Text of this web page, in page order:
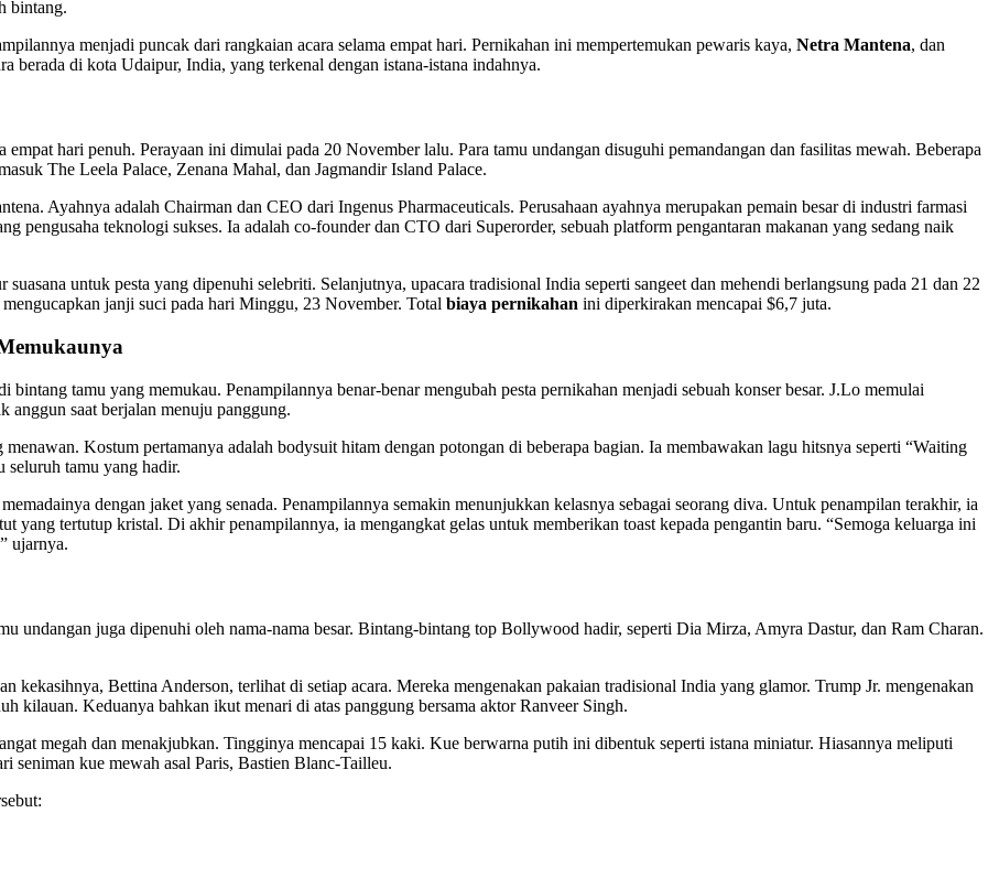
bintang.
menjadi puncak dari rangkaian acara selama empat hari. Pernikahan ini mempertemukan pewaris kaya, Netra Mantena, dan
berada di kota Udaipur, India, yang terkenal dengan istana-istana indahnya.
empat hari penuh. Perayaan ini dimulai pada 20 November lalu. Para tamu undangan disuguhi pemandangan dan fasilitas mewah. Beberapa
The Leela Palace, Zenana Mahal, dan Jagmandir Island Palace.
Ayahnya adalah Chairman dan CEO dari Ingenus Pharmaceuticals. Perusahaan ayahnya merupakan pemain besar di industri farmasi
pengusaha teknologi sukses. Ia adalah co-founder dan CTO dari Superorder, sebuah platform pengantaran makanan yang sedang naik
suasana untuk pesta yang dipenuhi selebriti. Selanjutnya, upacara tradisional India seperti sangeet dan mehendi berlangsung pada 21 dan 22
janji suci pada hari Minggu, 23 November. Total biaya pernikahan ini diperkirakan mencapai $6,7 juta.
tamu yang memukau. Penampilannya benar-benar mengubah pesta pernikahan menjadi sebuah konser besar. J.Lo memulai
anggun saat berjalan menuju panggung.
Kostum pertamanya adalah bodysuit hitam dengan potongan di beberapa bagian. Ia membawakan lagu hitsnya seperti “Waiting
seluruh tamu yang hadir.
dengan jaket yang senada. Penampilannya semakin menunjukkan kelasnya sebagai seorang diva. Untuk penampilan terakhir, ia
yang tertutup kristal. Di akhir penampilannya, ia mengangkat gelas untuk memberikan toast kepada pengantin baru. “Semoga keluarga ini
ujarnya.
undangan juga dipenuhi oleh nama-nama besar. Bintang-bintang top Bollywood hadir, seperti Dia Mirza, Amyra Dastur, dan Ram Charan.
kekasihnya, Bettina Anderson, terlihat di setiap acara. Mereka mengenakan pakaian tradisional India yang glamor. Trump Jr. mengenakan
kilauan. Keduanya bahkan ikut menari di atas panggung bersama aktor Ranveer Singh.
megah dan menakjubkan. Tingginya mencapai 15 kaki. Kue berwarna putih ini dibentuk seperti istana miniatur. Hiasannya meliputi
seniman kue mewah asal Paris, Bastien Blanc-Tailleu.